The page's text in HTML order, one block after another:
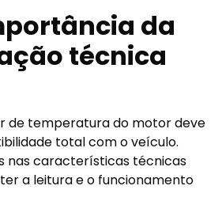
da
técnica
de temperatura do motor deve
total com o veículo.
nas características técnicas
a leitura e o funcionamento